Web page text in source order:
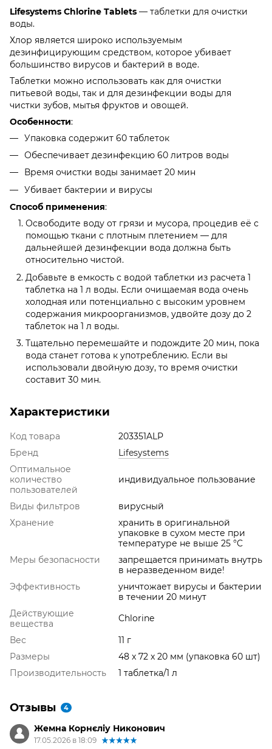
Lifesystems Chlorine Tablets — таблетки для очистки
воды.
Хлор является широко используемым
дезинфицирующим средством, которое убивает
большинство вирусов и бактерий в воде.
Таблетки можно использовать как для очистки
питьевой воды, так и для дезинфекции воды для
чистки зубов, мытья фруктов и овощей.
Особенности:
Упаковка содержит 60 таблеток
Обеспечивает дезинфекцию 60 литров воды
Время очистки воды занимает 20 мин
Убивает бактерии и вирусы
Способ применения:
Освободите воду от грязи и мусора, процедив её с
помощью ткани с плотным плетением — для
дальнейшей дезинфекции вода должна быть
относительно чистой.
Добавьте в емкость с водой таблетки из расчета 1
таблетка на 1 л воды. Если очищаемая вода очень
холодная или потенциально с высоким уровнем
содержания микроорганизмов, удвойте дозу до 2
таблеток на 1 л воды.
Тщательно перемешайте и подождите 20 мин, пока
вода станет готова к употреблению. Если вы
использовали двойную дозу, то время очистки
составит 30 мин.
Характеристики
Код товара
203351ALP
Бренд
Lifesystems
Оптимальное
количество
пользователей
индивидуальное пользование
Виды фильтров
вирусный
Хранение
хранить в оригинальной
упаковке в сухом месте при
температуре не выше 25 °C
Меры безопасности
запрещается принимать внутрь
в неразведенном виде!
Эффективность
уничтожает вирусы и бактерии
в течении 20 минут
Действующие
вещества
Chlorine
Вес
11 г
Размеры
48 x 72 x 20 мм (упаковка 60 шт)
Производительность
1 таблетка/1 л
Отзывы 4
Жемна Корнєліу Никонович
17.05.2026 в 18:09